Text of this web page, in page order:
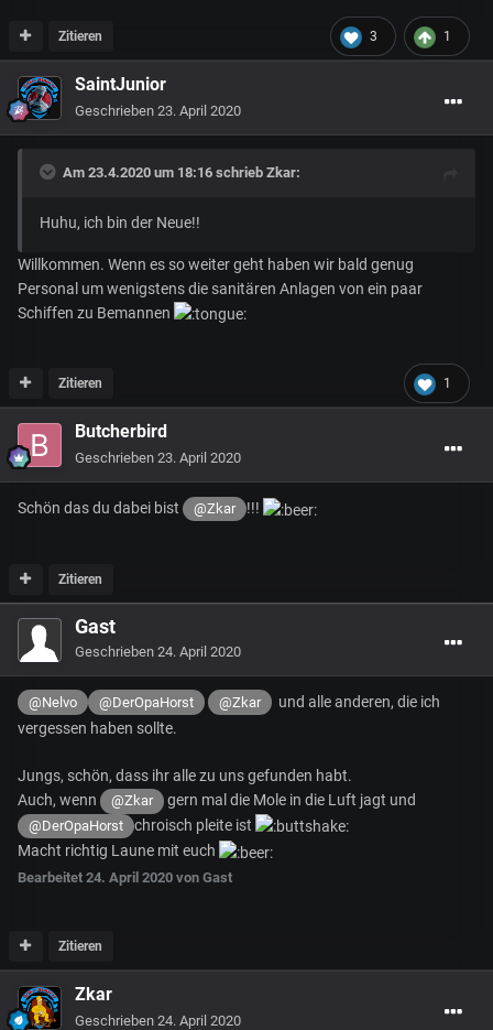
3 1
Zitieren
SaintJunior
Geschrieben 23. April 2020
Am 23.4.2020 um 18:16 schrieb Zkar:
Huhu, ich bin der Neue!!
Willkommen. Wenn es so weiter geht haben wir bald genug
Personal um wenigstens die sanitären Anlagen von ein paar
Schiffen zu Bemannen
1
Zitieren
Butcherbird
Geschrieben 23. April 2020
Schön das du dabei bist @Zkar !!!
Zitieren
Gast
Geschrieben 24. April 2020
@Nelvo @DerOpaHorst @Zkar
und alle anderen, die ich
vergessen haben sollte.
Jungs, schön, dass ihr alle zu uns gefunden habt.
Auch, wenn
@Zkar gern mal die Mole in die Luft jagt und
@DerOpaHorst
chroisch pleite ist
Macht richtig Laune mit euch
Bearbeitet 24. April 2020 von Gast
Zitieren
Zkar
Geschrieben 24. April 2020